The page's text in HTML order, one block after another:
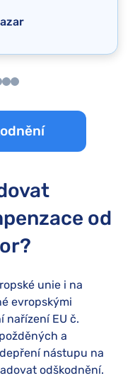
od
unie i na
evropskými
nařízení EU č.
a
nástupu na
odškodnění.